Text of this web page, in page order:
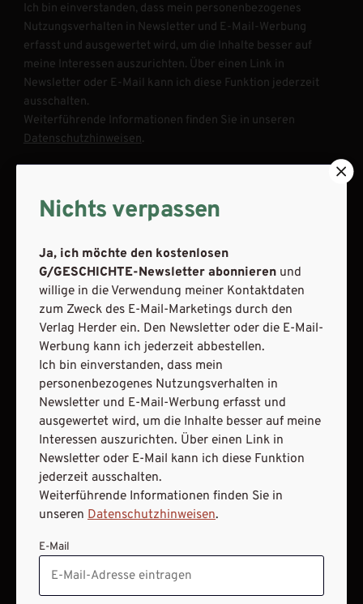
Ich bin einverstanden, dass mein personenbezogenes
Nutzungsverhalten in Newsletter und E-Mail-Werbung
erfasst und ausgewertet wird, um die Inhalte besser auf
meine Interessen auszurichten. Über einen Link in
Newsletter oder E-Mail kann ich diese Funktion jederzeit
ausschalten.
Weiterführende Informationen finden Sie in unseren
Datenschutzhinweisen.
AGB und Widerrufsbelehrung
Datenschutz
Barrierefreiheit
Impressum
VERTRAG WIDERRUFEN
ABO ONLINE KÜNDIGEN
Nichts verpassen
Ja, ich möchte den kostenlosen
G/GESCHICHTE-Newsletter abonnieren und
willige in die Verwendung meiner Kontaktdaten
zum Zweck des E-Mail-Marketings durch den
Verlag Herder ein. Den Newsletter oder die E-Mail-
Werbung kann ich jederzeit abbestellen.
Ich bin einverstanden, dass mein
personenbezogenes Nutzungsverhalten in
Newsletter und E-Mail-Werbung erfasst und
ausgewertet wird, um die Inhalte besser auf meine
Interessen auszurichten. Über einen Link in
Newsletter oder E-Mail kann ich diese Funktion
jederzeit ausschalten.
Weiterführende Informationen finden Sie in
unseren Datenschutzhinweisen.
E-Mail